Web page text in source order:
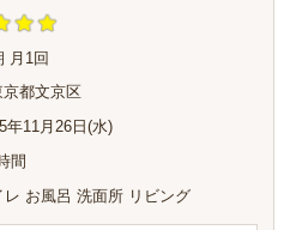
月1回
京都文京区
年11月26日(水)
間
レ お風呂 洗面所 リビング